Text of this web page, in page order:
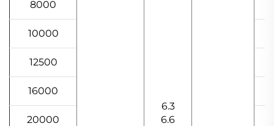
6.3
6.6
8000
10000
12500
16000
20000